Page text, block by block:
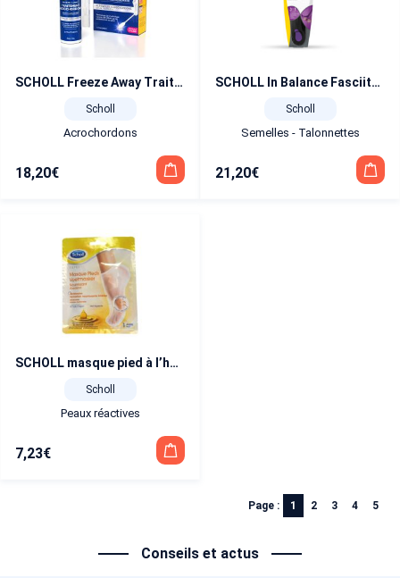
SCHOLL Freeze Away Traitement Acrochordons x 12
Scholl
Acrochordons
18,20€
SCHOLL In Balance Fasciite Plantaire Semelles Anti-douleur T 37 – 39,5
Scholl
Semelles - Talonnettes
21,20€
SCHOLL masque pied à l’huile d’aragan 1 paire
Scholl
Peaux réactives
7,23€
Page : 1 2 3 4 5
Conseils et actus